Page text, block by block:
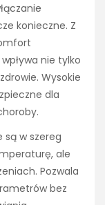
konieczne. Z
nie tylko
Wysokie
dla
są w szereg
ale
Pozwala
bez